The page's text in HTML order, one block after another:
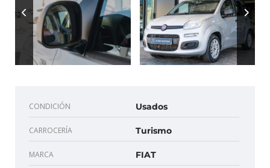
CONDICIÓN Usados
CARROCERÍA Turismo
MARCA FIAT